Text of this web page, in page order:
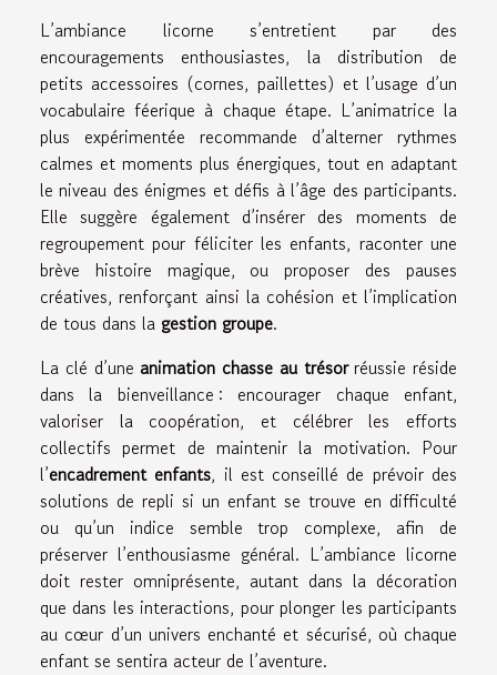
L’ambiance licorne s’entretient par des
encouragements enthousiastes, la distribution de
petits accessoires (cornes, paillettes) et l’usage d’un
vocabulaire féerique à chaque étape. L’animatrice la
plus expérimentée recommande d’alterner rythmes
calmes et moments plus énergiques, tout en adaptant
le niveau des énigmes et défis à l’âge des participants.
Elle suggère également d’insérer des moments de
regroupement pour féliciter les enfants, raconter une
brève histoire magique, ou proposer des pauses
créatives, renforçant ainsi la cohésion et l’implication
de tous dans la gestion groupe.
La clé d’une animation chasse au trésorréussie réside
dans la bienveillance : encourager chaque enfant,
valoriser la coopération, et célébrer les efforts
collectifs permet de maintenir la motivation. Pour
l’encadrement enfants, il est conseillé de prévoir des
solutions de repli si un enfant se trouve en difficulté
ou qu’un indice semble trop complexe, afin de
préserver l’enthousiasme général. L’ambiance licorne
doit rester omniprésente, autant dans la décoration
que dans les interactions, pour plonger les participants
au cœur d’un univers enchanté et sécurisé, où chaque
enfant se sentira acteur de l’aventure.